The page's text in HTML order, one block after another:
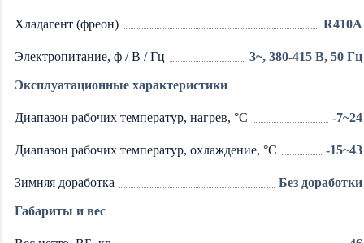
Хладагент (фреон) R410A
Электропитание, ф / В / Гц 3~, 380-415 В, 50 Гц
Эксплуатационные характеристики
Диапазон рабочих температур, нагрев, °C -7~24
Диапазон рабочих температур, охлаждение, °C -15~43
Зимняя доработка Без доработки
Габариты и вес